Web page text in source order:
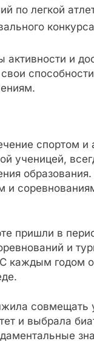
по легкой
конкурса
и
спортом и
ученицей,
и
пришли в
и
С каждым годом
совмещать
и выбрала